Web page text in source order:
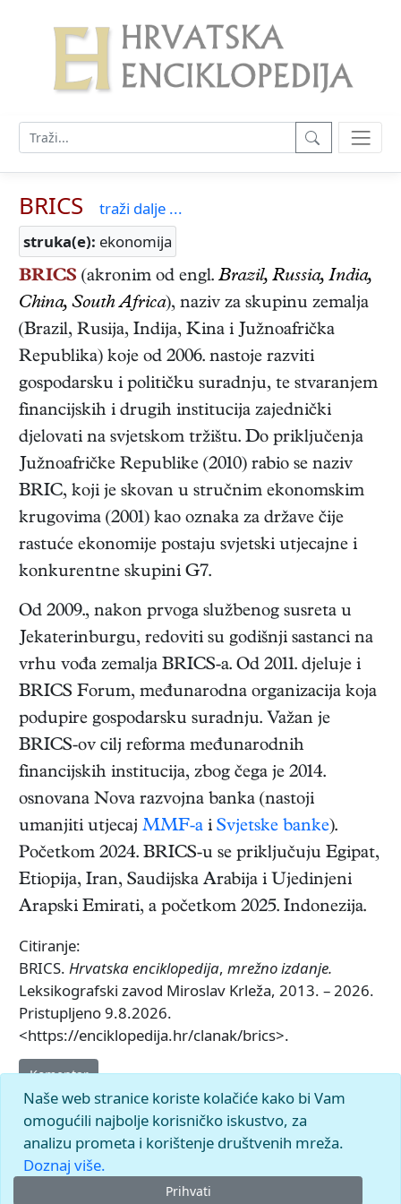
BRICS
traži dalje ...
struka(e): ekonomija
BRICS (akronim od engl. Brazil, Russia, India,
China, South Africa), naziv za skupinu zemalja
(Brazil, Rusija, Indija, Kina i Južnoafrička
Republika) koje od 2006. nastoje razviti
gospodarsku i političku suradnju, te stvaranjem
financijskih i drugih institucija zajednički
djelovati na svjetskom tržištu. Do priključenja
Južnoafričke Republike (2010) rabio se naziv
BRIC, koji je skovan u stručnim ekonomskim
krugovima (2001) kao oznaka za države čije
rastuće ekonomije postaju svjetski utjecajne i
konkurentne skupini G7.
Od 2009., nakon prvoga službenog susreta u
Jekaterinburgu, redoviti su godišnji sastanci na
vrhu vođa zemalja BRICS-a. Od 2011. djeluje i
BRICS Forum, međunarodna organizacija koja
podupire gospodarsku suradnju. Važan je
BRICS-ov cilj reforma međunarodnih
financijskih institucija, zbog čega je 2014.
osnovana Nova razvojna banka (nastoji
umanjiti utjecaj MMF-a i Svjetske banke).
Početkom 2024. BRICS-u se priključuju Egipat,
Etiopija, Iran, Saudijska Arabija i Ujedinjeni
Arapski Emirati, a početkom 2025. Indonezija.
Citiranje:
BRICS. Hrvatska enciklopedija, mrežno izdanje.
Leksikografski zavod Miroslav Krleža, 2013. – 2026.
Pristupljeno 9.8.2026.
<https://enciklopedija.hr/clanak/brics>.
Komentar
Naše web stranice koriste kolačiće kako bi Vam
omogućili najbolje korisničko iskustvo, za
analizu prometa i korištenje društvenih mreža.
Doznaj više.
Prihvati